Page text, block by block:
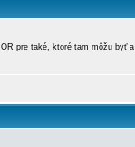
OR pre také, ktoré tam môžu byť a